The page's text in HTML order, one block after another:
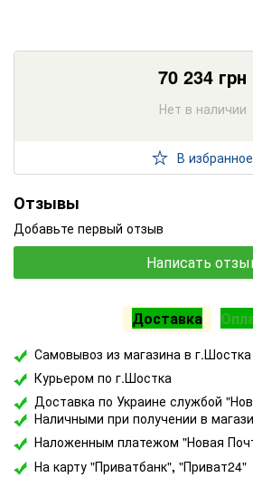
70 234 грн
Нет в наличии
В избранное
Отзывы
Добавьте первый отзыв
Написать
Доставка
Самовывоз из магазина в г.Шостка
Курьером по г.Шостка
Доставка по Украине службой
Наличными при получении в
Наложенным платежом "Новая
На карту "Приватбанк", "Приват24"